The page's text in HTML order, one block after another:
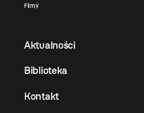
Filmy
Aktualności
Biblioteka
Kontakt